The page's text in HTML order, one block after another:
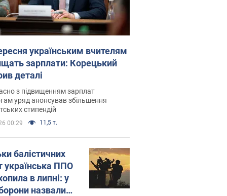
українським вчителям
зарплати: Корецький
деталі
з підвищенням зарплат
уряд анонсував збільшення
стипендій
00:29 11,5 т.
балістичних
українська ППО
в липні: у
назвали